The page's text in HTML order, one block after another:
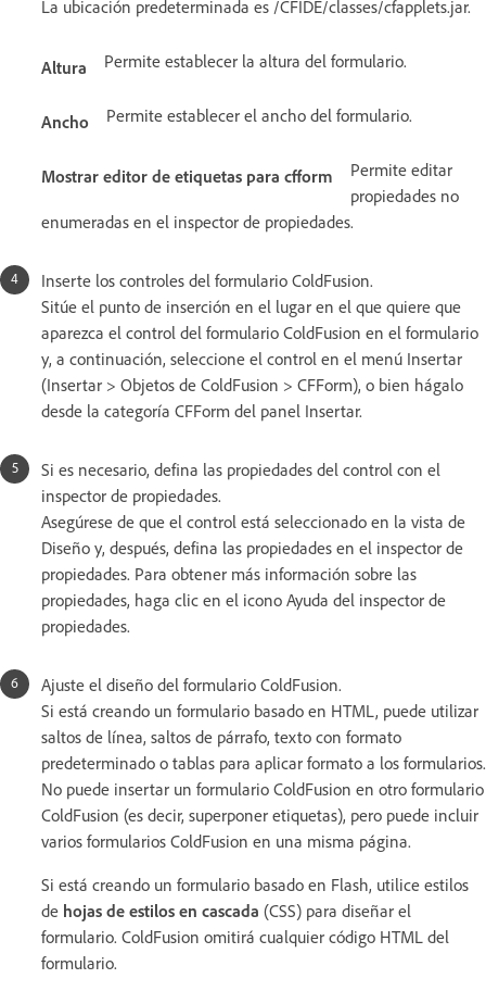
La ubicación predeterminada es /CFIDE/classes/cfapplets.jar.
Altura Permite establecer la altura del formulario.
Ancho Permite establecer el ancho del formulario.
Mostrar editor de etiquetas para cfform
Permite editar
propiedades no
enumeradas en el inspector de propiedades.
Inserte los controles del formulario ColdFusion.
Sitúe el punto de inserción en el lugar en el que quiere que
aparezca el control del formulario ColdFusion en el formulario
y, a continuación, seleccione el control en el menú Insertar
(Insertar > Objetos de ColdFusion > CFForm), o bien hágalo
desde la categoría CFForm del panel Insertar.
Si es necesario, defina las propiedades del control con el
inspector de propiedades.
Asegúrese de que el control está seleccionado en la vista de
Diseño y, después, defina las propiedades en el inspector de
propiedades. Para obtener más información sobre las
propiedades, haga clic en el icono Ayuda del inspector de
propiedades.
Ajuste el diseño del formulario ColdFusion.
Si está creando un formulario basado en HTML, puede utilizar
saltos de línea, saltos de párrafo, texto con formato
predeterminado o tablas para aplicar formato a los formularios.
No puede insertar un formulario ColdFusion en otro formulario
ColdFusion (es decir, superponer etiquetas), pero puede incluir
varios formularios ColdFusion en una misma página.
Si está creando un formulario basado en Flash, utilice estilos
de hojas de estilos en cascada (CSS) para diseñar el
formulario. ColdFusion omitirá cualquier código HTML del
formulario.